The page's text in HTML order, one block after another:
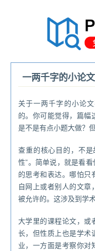
一两千字的小论
关于一两千字的小论
的。你可能觉得，篇幅
是不是有点小题大做？
查重的核心目的，不
性”。简单说，就是看
的思考和表达。哪怕只
自网上或者别人的文
被允许的。这涉及到学
大学里的课程论文，或
长，但性质上也是学术
业，一方面是考察你对